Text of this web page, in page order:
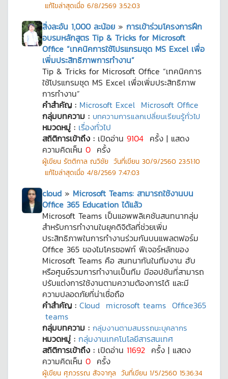
แก้ไขล่าสุดเมื่อ 6/8/2569 3:52:03
สิ่งละอัน 1,000 ละน้อย » การเข้าร่วมโครงการฝึก
อบรมหลักสูตร Tip & Tricks for Microsoft
Office “เทคนิคการใช้โปรแกรมชุด MS Excel เพื่อ
เพิ่มประสิทธิภาพการทำงาน”
Tip & Tricks for Microsoft Office “เทคนิคการ
ใช้โปรแกรมชุด MS Excel เพื่อเพิ่มประสิทธิภาพ
การทำงาน”
คำสำคัญ : Microsoft Excel Microsoft Office
กลุ่มบทความ : บทความการแลกเปลี่ยนเรียนรู้ทั่วไป
หมวดหมู่ : เรื่องทั่วไป
สถิติการเข้าถึง : เปิดอ่าน 9104 ครั้ง | แสดง
ความคิดเห็น 0 ครั้ง
ผู้เขียน รัตติกาล ณวิชัย วันที่เขียน 30/9/2560 23:51:10
แก้ไขล่าสุดเมื่อ 4/8/2569 7:47:03
cloud » Microsoft Teams: สามารถใช้งานบน
Office 365 Education ได้แล้ว
Microsoft Teams เป็นแอพพลิเคชันสนทนากลุ่ม
สำหรับการทำงานในยุคดิจิตัลที่ช่วยเพิ่ม
ประสิทธิภาพในการทำงานร่วมกันบนแพลตฟอร์ม
Office 365 ของไมโครซอฟท์ ฟีเจอร์หลักของ
Microsoft Teams คือ สนทนากันในทีมงาน ฮับ
หรือศูนย์รวมการทำงานเป็นทีม มีออปชันที่สามารถ
ปรับแต่งการใช้งานตามความต้องการได้ และมี
ความปลอดภัยที่น่าเชื่อถือ
คำสำคัญ : Cloud microsoft teams Office365
teams
กลุ่มบทความ : กลุ่มงานตามสมรรถนะบุคลากร
หมวดหมู่ : กลุ่มงานเทคโนโลยีสารสนเทศ
สถิติการเข้าถึง : เปิดอ่าน 11692 ครั้ง | แสดง
ความคิดเห็น 0 ครั้ง
ผู้เขียน ศุภวรรณ สัจจากุล วันที่เขียน 1/5/2560 15:36:34